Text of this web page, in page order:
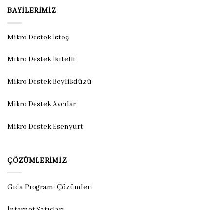
BAYILERIMIZ
Mikro Destek İstoç
Mikro Destek İkitelli
Mikro Destek Beylikdüzü
Mikro Destek Avcılar
Mikro Destek Esenyurt
ÇÖZÜMLERIMIZ
Gıda Programı Çözümleri